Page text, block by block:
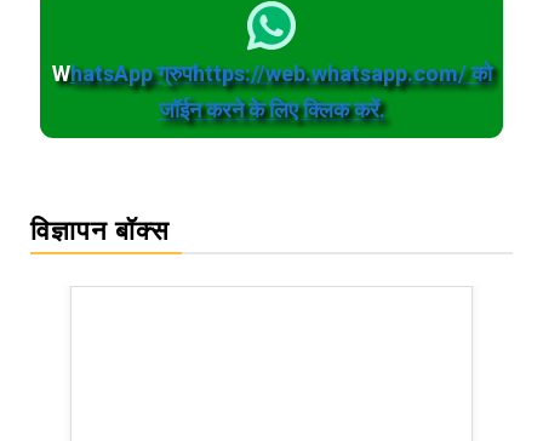
WhatsApp ग्रुपhttps://web.whatsapp.com/ को
जॉईन करने के लिए क्लिक करें.
विज्ञापन बॉक्स